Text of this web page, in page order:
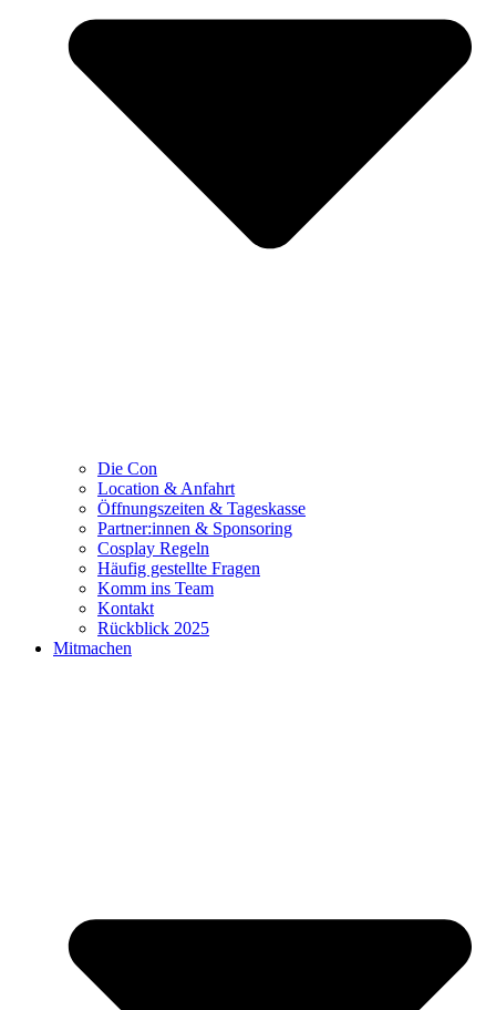
Die Con
Location & Anfahrt
Öffnungszeiten & Tageskasse
Partner:innen & Sponsoring
Cosplay Regeln
Häufig gestellte Fragen
Komm ins Team
Kontakt
Rückblick 2025
Mitmachen